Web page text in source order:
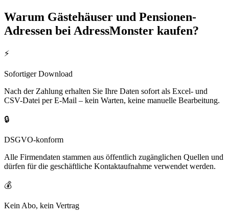
Warum Gästehäuser und Pensionen-
Adressen bei AdressMonster kaufen?
⚡
Sofortiger Download
Nach der Zahlung erhalten Sie Ihre Daten sofort als Excel- und
CSV-Datei per E-Mail – kein Warten, keine manuelle Bearbeitung.
🔒
DSGVO-konform
Alle Firmendaten stammen aus öffentlich zugänglichen Quellen und
dürfen für die geschäftliche Kontaktaufnahme verwendet werden.
💰
Kein Abo, kein Vertrag